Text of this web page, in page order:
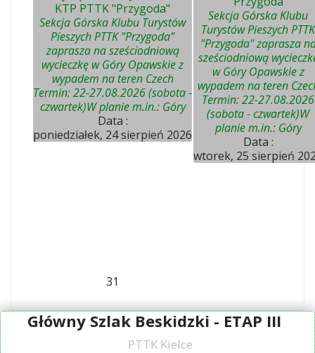
KTP PTTK "Przygoda"
Sekcja Górska Klubu Turystów
Pieszych PTTK "Przygoda"
zaprasza na sześciodniową
wycieczkę w Góry Opawskie z
wypadem na teren Czech
Termin: 22-27.08.2026 (sobota -
czwartek)W planie m.in.: Góry
Data :
poniedziałek, 24 sierpień 2026
Sekcja Górska Klubu
Turystów Pieszych PTTK
"Przygoda" zaprasza
sześciodniową
w Góry Opawskie z
wypadem na teren
Termin: 22-27.08.2026
(sobota - czwartek)W
planie m.in.: Góry
Data :
wtorek, 25 sierpień
31
Główny Szlak Beskidzki - ETAP III
PTTK Kielce